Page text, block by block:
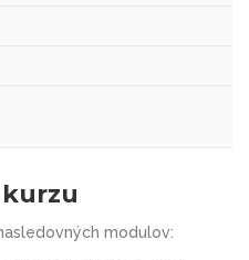
modulov: